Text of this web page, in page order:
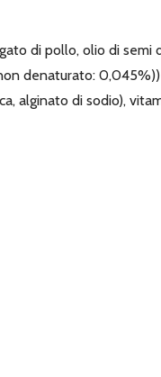
di pollo, olio di
denaturato:
alginato di sodio),